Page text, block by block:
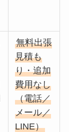
無料出張
見積も
り・追加
費用なし
（電話／
メール／
LINE）